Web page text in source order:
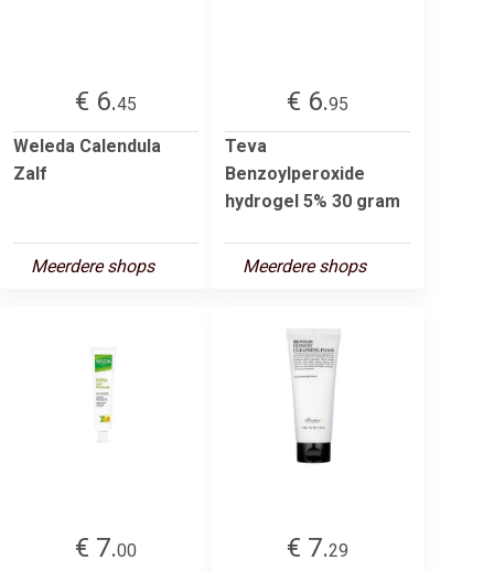
€ 6.45
Weleda Calendula
Zalf
Meerdere shops
€ 6.95
Teva
Benzoylperoxide
hydrogel 5% 30 gram
Meerdere shops
€ 7.00
€ 7.29